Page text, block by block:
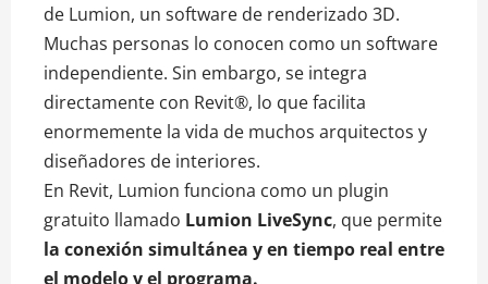
de Lumion, un software de renderizado 3D.
Muchas personas lo conocen como un software
independiente. Sin embargo, se integra
directamente con Revit®, lo que facilita
enormemente la vida de muchos arquitectos y
diseñadores de interiores.
En Revit, Lumion funciona como un plugin
gratuito llamado Lumion LiveSync, que permite
la conexión simultánea y en tiempo real entre
el modelo y el programa.